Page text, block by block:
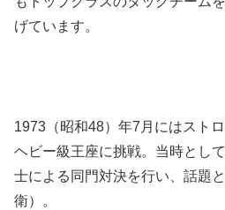
げています。
1973（昭和48）年7月にはスト
ヘビー級王座に挑戦。当時とし
士による同門対決を行い、話題
衛）。